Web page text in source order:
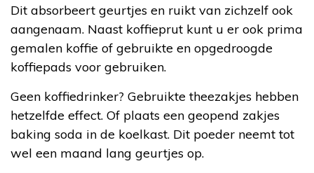
Dit absorbeert geurtjes en ruikt van zichzelf ook
aangenaam. Naast koffieprut kunt u er ook prima
gemalen koffie of gebruikte en opgedroogde
koffiepads voor gebruiken.
Geen koffiedrinker? Gebruikte theezakjes hebben
hetzelfde effect. Of plaats een geopend zakjes
baking soda in de koelkast. Dit poeder neemt tot
wel een maand lang geurtjes op.